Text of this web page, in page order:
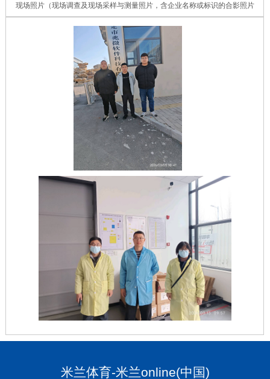
现场照片（现场调查及现场采样与测量照片，含企业名称或标识的合影照片
米兰体育-米兰online(中国)